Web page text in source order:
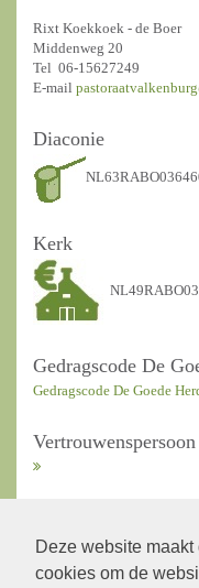
Deze website
cookies om de
Rixt Koekkoek - de Boer
Middenweg 20
Tel 06-15627249
E-mail
Diaconie
Kerk
Gedragscode De
Gedragscode De Goede
Vertrouwenspersoon